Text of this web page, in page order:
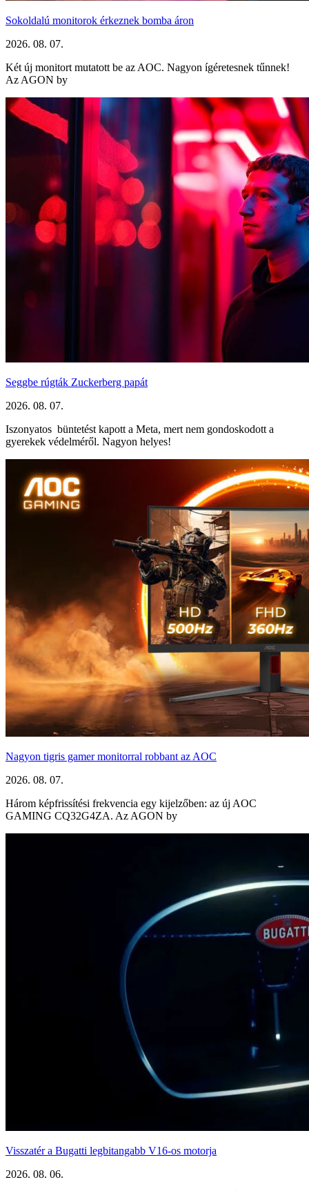
Sokoldalú monitorok érkeznek bomba áron
2026. 08. 07.
Két új monitort mutatott be az AOC. Nagyon ígéretesnek tűnnek!
Az AGON by
Seggbe rúgták Zuckerberg papát
2026. 08. 07.
Iszonyatos büntetést kapott a Meta, mert nem gondoskodott a
gyerekek védelméről. Nagyon helyes!
Nagyon tigris gamer monitorral robbant az AOC
2026. 08. 07.
Három képfrissítési frekvencia egy kijelzőben: az új AOC
GAMING CQ32G4ZA. Az AGON by
Visszatér a Bugatti legbitangabb V16-os motorja
2026. 08. 06.